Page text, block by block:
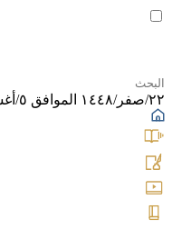
٢٢/صفر/١٤٤٨ الموافق ٥/أغسطس/٢٠٢٦